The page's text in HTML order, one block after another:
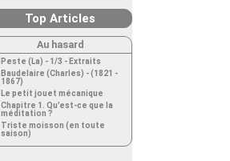
Top Articles
Au hasard
Peste (La) - 1/3 - Extraits
Baudelaire (Charles) - (1821 -
1867)
Le petit jouet mécanique
Chapitre 1. Qu’est-ce que la
méditation ?
Triste moisson (en toute
saison)